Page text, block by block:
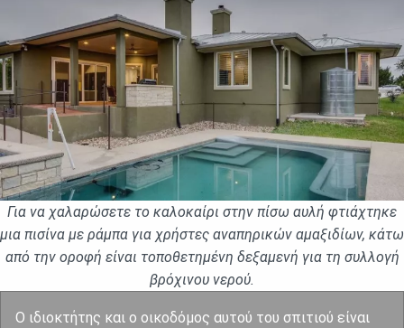
Για να χαλαρώσετε το καλοκαίρι στην πίσω αυλή φτιάχτηκε
μια πισίνα με ράμπα για χρήστες αναπηρικών αμαξιδίων, κάτω
από την οροφή είναι τοποθετημένη δεξαμενή για τη συλλογή
βρόχινου νερού.
Ο ιδιοκτήτης και ο οικοδόμος αυτού του σπιτιού είναι